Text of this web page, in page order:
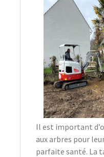
Il est important
aux arbres pour
parfaite santé. La